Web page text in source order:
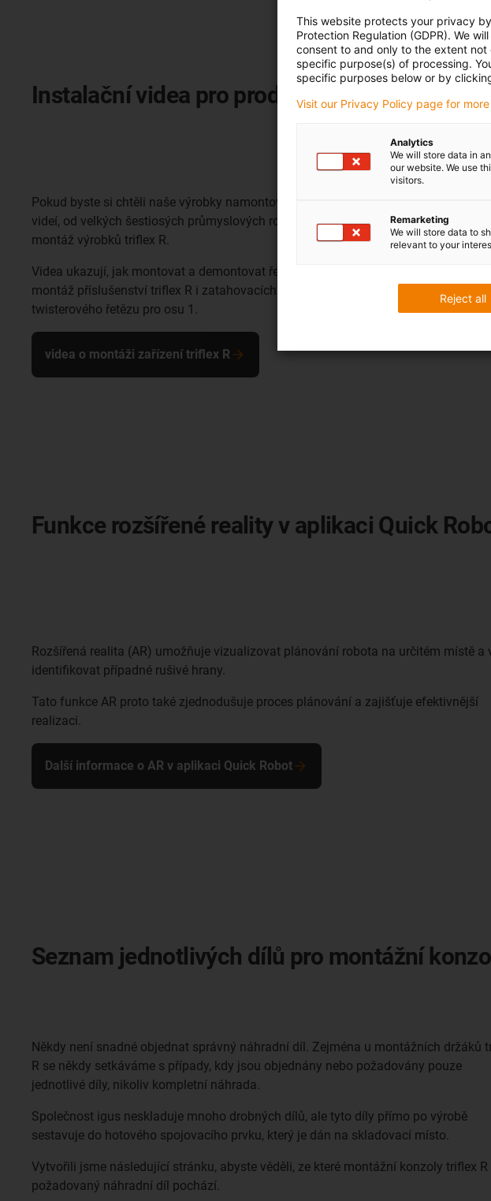
Instalační videa pro produkty triflex R
Pokud byste si chtěli naše výrobky namontovat sami, nabízíme mnoho montážních
videí, od velkých šestiosých průmyslových robotů až po malé coboty, které
montáž výrobků triflex R.
Videa ukazují, jak montovat a demontovat řetěz triflex R. Podrobně je vysvětlena
montáž příslušenství triflex R i zatahovacích systémů. K dispozici je také montáž
twisterového řetězu pro osu 1.
videa o montáži zařízení triflex R
Funkce rozšířené reality v aplikaci Quick
Rozšířená realita (AR) umožňuje vizualizovat plánování robota na určitém místě a
identifikovat případné rušivé hrany.
Tato funkce AR proto také zjednodušuje proces plánování a zajišťuje efektivnější
realizaci.
Další informace o AR v aplikaci Quick Robot
Seznam jednotlivých dílů pro montážní
Někdy není snadné objednat správný náhradní díl. Zejména u montážních držáků
R se někdy setkáváme s případy, kdy jsou objednány nebo požadovány pouze
jednotlivé díly, nikoliv kompletní náhrada.
Společnost igus neskladuje mnoho drobných dílů, ale tyto díly přímo po výrobě
sestavuje do hotového spojovacího prvku, který je dán na skladovací místo.
Vytvořili jsme následující stránku, abyste věděli, ze které montážní konzoly triflex R
požadovaný náhradní díl pochází.
This website protects your privacy
Protection Regulation (GDPR). We
consent to and only to the extent
specific purpose(s) of processing.
specific purposes below or by
Visit our Privacy Policy page for more
Analytics
We will store data in
our website. We use
visitors.
Remarketing
We will store data to
relevant to your
Reject all